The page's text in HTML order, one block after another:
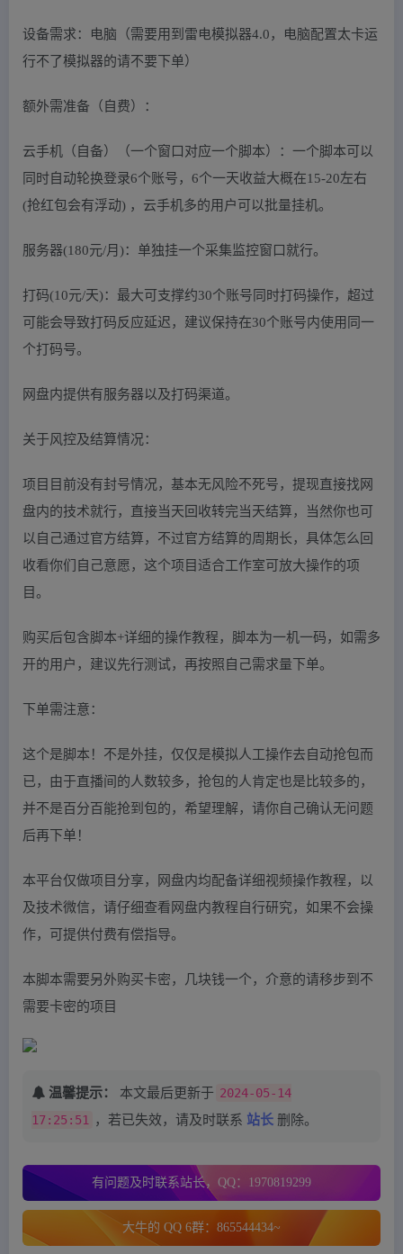
设备需求：电脑（需要用到雷电模拟器4.0，电脑配置太卡运
行不了模拟器的请不要下单）
额外需准备（自费）：
云手机（自备）（一个窗口对应一个脚本）：一个脚本可以
同时自动轮换登录6个账号，6个一天收益大概在15-20左右
(抢红包会有浮动) ，云手机多的用户可以批量挂机。
服务器(180元/月)：单独挂一个采集监控窗口就行。
打码(10元/天)：最大可支撑约30个账号同时打码操作，超过
可能会导致打码反应延迟，建议保持在30个账号内使用同一
个打码号。
网盘内提供有服务器以及打码渠道。
关于风控及结算情况：
项目目前没有封号情况，基本无风险不死号，提现直接找网
盘内的技术就行，直接当天回收转完当天结算，当然你也可
以自己通过官方结算，不过官方结算的周期长，具体怎么回
收看你们自己意愿，这个项目适合工作室可放大操作的项
目。
购买后包含脚本+详细的操作教程，脚本为一机一码，如需多
开的用户，建议先行测试，再按照自己需求量下单。
下单需注意：
这个是脚本！不是外挂，仅仅是模拟人工操作去自动抢包而
已，由于直播间的人数较多，抢包的人肯定也是比较多的，
并不是百分百能抢到包的，希望理解，请你自己确认无问题
后再下单！
本平台仅做项目分享，网盘内均配备详细视频操作教程，以
及技术微信，请仔细查看网盘内教程自行研究，如果不会操
作，可提供付费有偿指导。
本脚本需要另外购买卡密，几块钱一个，介意的请移步到不
需要卡密的项目
温馨提示： 本文最后更新于 2024-05-14
17:25:51
，若已失效，请及时联系 站长 删除。
有问题及时联系站长，QQ：1970819299
大牛的 QQ 6群：865544434~